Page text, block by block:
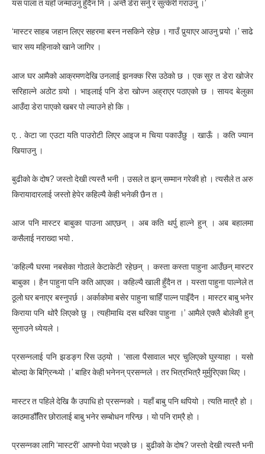
यस पाला त यहाँ जन्माउनु हुँदैन नि । अन्तै डेरा सर्नु र सुत्केरी गराउनु ।’
‘मास्टर साहब जहान लिएर सहरमा बस्न नसकिने रहेछ । गाउँ पुर्‍याएर आउनु पर्‍यो ।’ साढे
चार सय महिनाको खाने जागिर ।
आज घर आमैको आक्रमणदेखि उनलाई झनक्क रिस उठेको छ । एक सुर त डेरा खोजेर
सरिहाल्ने अठोट गर्‍यो । भाइलाई पनि डेरा खोज्न अह्राएर पठाएको छ । सायद बेलुका
आउँदा डेरा पाएको खबर पो ल्याउने हो कि ।
ए. . केटा जा एउटा यति पाउरोटी लिएर आइज म चिया पकाउँछु । खाऊँ । कति ज्यान
खियाउनु ।
बुढीको के दोष? जस्तो देखी त्यस्तै भनी । उसले त झन् सम्मान गरेकी हो । त्यसैले त अरु
किरायादारलाई जस्तो हेपेर कहिल्यै केही भनेकी छैन त ।
आज पनि मास्टर बाबुका पाउना आएछन् । अब कति थर्पु हाल्ने हुन् । अब बहालमा
कसैलाई नराख्दा भयो .
‘कहिल्यै घरमा नबसेका गोठाले केटाकेटी रहेछन् । कस्ता कस्ता पाहुना आउँछन् मास्टर
बाबुका । हैन पाहुना पनि कति आएका । कहिल्यै खाली हुँदैन त । यस्ता पाहुना पाल्नेले त
ठूलो घर बनाएर बस्नुपर्छ । अर्काकोमा बसेर पाहुना चाहिँ पाल्न पाइँदैन । मास्टर बाबु भनेर
किराया पनि थोरै लिएको छु । त्यहीमाथि दस थरिका पाहुना ।’ आमैले एक्लै बोलेकी हुन्
सुनाउने ध्येयले ।
प्रसन्नलाई पनि झडङ्ग रिस उठ्यो । ‘साला पैसावाल भएर चुलिएको घुस्याहा । यसो
बोल्दा के बिग्रिन्थ्यो ।’ बाहिर केही भनेनन् प्रसन्नले । तर भित्रभित्रै मुर्मुरिएका थिए ।
मास्टर त पहिले देखि कै उपाधि हो प्रसन्नको । यहाँ बाबु पनि थपियो । त्यति मात्रै हो ।
काठमाडौँतिर छोरालाई बाबु भनेर सम्बोधन गरिन्छ । यो पनि राम्रै हो ।
प्रसन्नका लागि ‘मास्टरी’ आफ्नो पेवा भएको छ । बुढीको के दोष? जस्तो देखी त्यस्तै भनी